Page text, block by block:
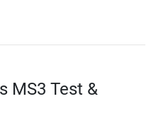
MS3 Test &